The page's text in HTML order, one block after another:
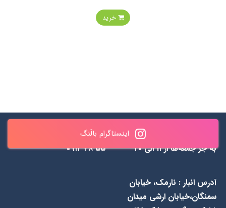
خرید
اینستاگرام بالَنگساعات پاسخگویی : همه روزه
به جز جمعه‌ها از 1۱ الی ۲۰
۵۵ ۴۸ ۰۹۱۲
آدرس انبار : نارمک، خیابان
سمنگان،خیابان ارشی میدان